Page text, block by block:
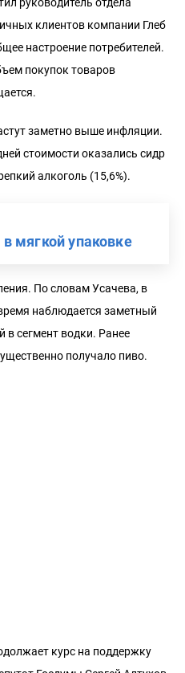
клиентов компании Глеб
настроение потребителей.
покупок товаров
заметно выше инфляции.
стоимости оказались сидр
алкоголь (15,6%).
в мягкой упаковке
По словам Усачева, в
наблюдается заметный
в сегмент водки. Ранее
получало пиво.
курс на поддержку